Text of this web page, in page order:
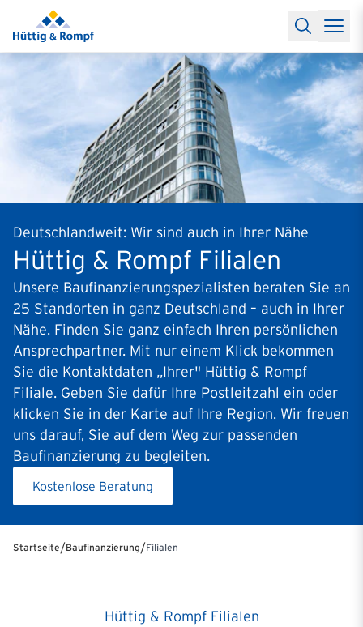
Baufinanzierung
RechnerBaufinanzierungsrechner
Anschlussfinanzierung
Partnerschaft
Partner werdenErfolgreiche Partnerschaften
Käuferprofile 202610 Jahre Städtevergleich
Charts & Rechner
Aktuelle BauzinsenEinbindung
News & EventsUpdates erhaltenAlle Termine
Ihre Ansprechpartner
Deutschlandweit: Wir sind auch in Ihrer Nähe
Hüttig & Rompf Filialen
Unsere Baufinanzierungspezialisten beraten Sie an
25 Standorten in ganz Deutschland – auch in Ihrer
Nähe. Finden Sie ganz einfach Ihren persönlichen
Ansprechpartner. Mit nur einem Klick bekommen
Sie die Kontaktdaten „Ihrer" Hüttig & Rompf
Filiale. Geben Sie dafür Ihre Postleitzahl ein oder
klicken Sie in der Karte auf Ihre Region. Wir freuen
uns darauf, Sie auf dem Weg zur passenden
Baufinanzierung zu begleiten.
Kostenlose Beratung
Startseite/Baufinanzierung/Filialen
Hüttig & Rompf Filialen